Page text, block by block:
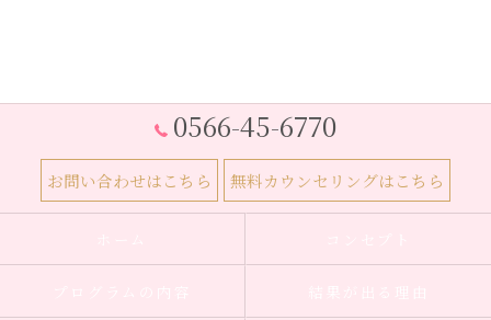
0566-45-6770
お問い合わせはこちら 無料カウンセリングはこちら